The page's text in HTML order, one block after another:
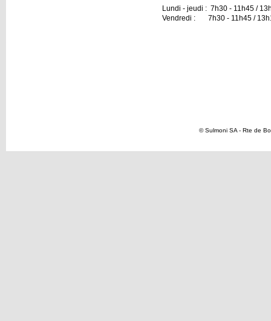
Lundi - jeudi : 7h30 - 11h45 /
Vendredi : 7h30 - 11h45 /
© Sulmoni SA - Rte de